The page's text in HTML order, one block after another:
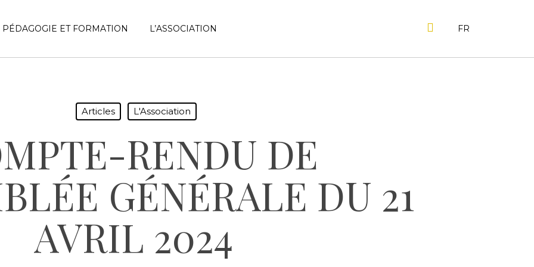
PÉDAGOGIE ET FORMATION L’ASSOCIATION FR
SEARCH
Articles L'Association
RENDU DE
GÉNÉRALE DU 21
AVRIL 2024